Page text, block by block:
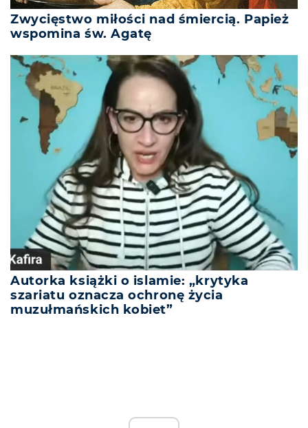
Zwycięstwo miłości nad śmiercią. Papież
wspomina św. Agatę
Autorka książki o islamie: „krytyka
szariatu oznacza ochronę życia
muzułmańskich kobiet”